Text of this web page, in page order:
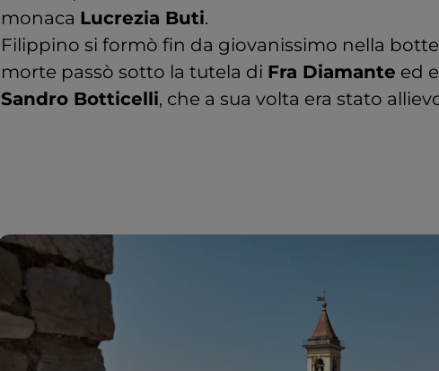
monaca Lucrezia Buti.
Filippino si formò fin da giovanissimo nella
morte passò sotto la tutela di Fra Diamante ed
Sandro Botticelli, che a sua volta era stato